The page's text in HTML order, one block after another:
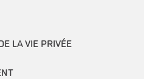
LA VIE PRIVÉE